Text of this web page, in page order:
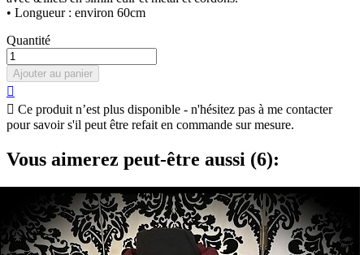
• Longueur : environ 60cm
Quantité
Ajouter au panier

 Ce produit n’est plus disponible - n'hésitez pas à me contacter
pour savoir s'il peut être refait en commande sur mesure.
Vous aimerez peut-être aussi (6):